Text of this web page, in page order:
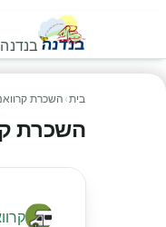
בית› השכרת
השכרת